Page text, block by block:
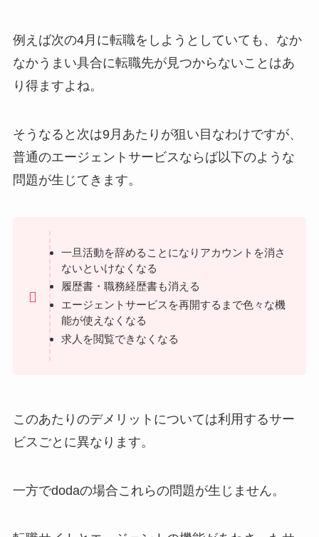
例えば次の4月に転職をしようとしていても、なか
なかうまい具合に転職先が見つからないことはあ
り得ますよね。
そうなると次は9月あたりが狙い目なわけですが、
普通のエージェントサービスならば以下のような
問題が生じてきます。
一旦活動を辞めることになりアカウントを消さ
ないといけなくなる
履歴書・職務経歴書も消える
エージェントサービスを再開するまで色々な機
能が使えなくなる
求人を閲覧できなくなる
このあたりのデメリットについては利用するサー
ビスごとに異なります。
一方でdodaの場合これらの問題が生じません。